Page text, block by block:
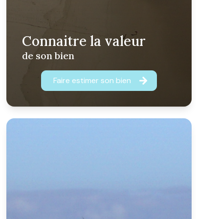
Connaitre la valeur
de son bien
Faire estimer son bien